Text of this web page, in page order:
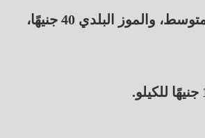
وألمح التجار إلي أن سعر البطيخ 30 جنيهًا إلى 120 جنيهًا للواحدة في المتوسط، والموز البلدي 40 جنيهًا،